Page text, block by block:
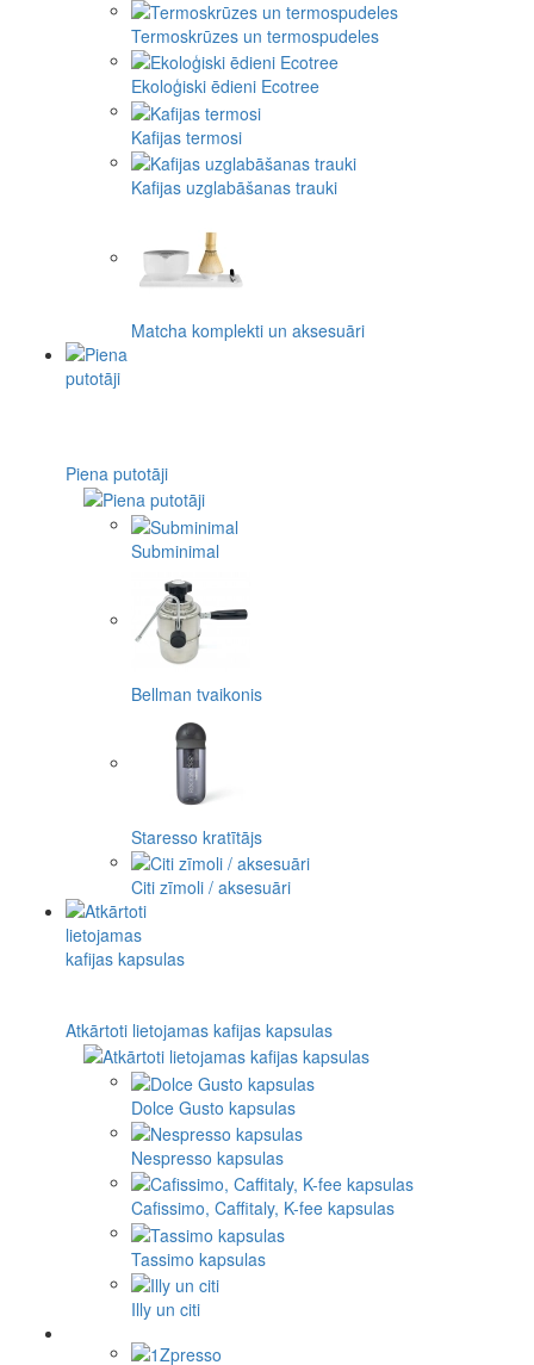
Termoskrūzes un termospudeles
Ekoloģiski ēdieni Ecotree
Kafijas termosi
Kafijas uzglabāšanas trauki
Matcha komplekti un aksesuāri
Piena putotāji
Subminimal
Bellman tvaikonis
Staresso kratītājs
Citi zīmoli / aksesuāri
Atkārtoti lietojamas kafijas kapsulas
Dolce Gusto kapsulas
Nespresso kapsulas
Cafissimo, Caffitaly, K-fee kapsulas
Tassimo kapsulas
Illy un citi